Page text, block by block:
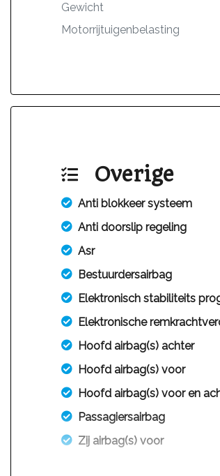
Gewicht
Motorrijtuigenbelasting
Overige
Anti blokkeer systeem
Anti doorslip regeling
Asr
Bestuurdersairbag
Elektronisch stabiliteits
Elektronische
Hoofd airbag(s) achter
Hoofd airbag(s) voor
Hoofd airbag(s) voor en
Passagiersairbag
Zij airbag(s) voor